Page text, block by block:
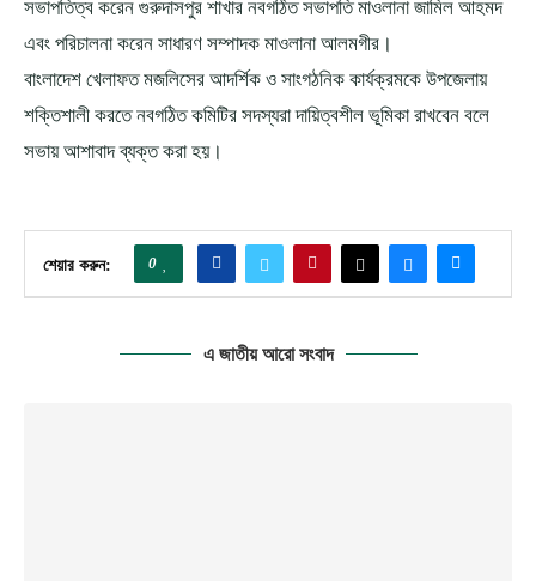
সভাপতিত্ব করেন গুরুদাসপুর শাখার নবগঠিত সভাপতি মাওলানা জামিল আহমদ
এবং পরিচালনা করেন সাধারণ সম্পাদক মাওলানা আলমগীর।
বাংলাদেশ খেলাফত মজলিসের আদর্শিক ও সাংগঠনিক কার্যক্রমকে উপজেলায়
শক্তিশালী করতে নবগঠিত কমিটির সদস্যরা দায়িত্বশীল ভূমিকা রাখবেন বলে
সভায় আশাবাদ ব্যক্ত করা হয়।
শেয়ার করুন: 0
এ জাতীয় আরো সংবাদ